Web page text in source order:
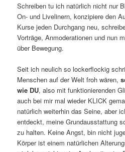
Schreiben tu ich natürlich nicht nur
On- und Livelinern, konzipiere den
Kurse jeden Durchgang neu,
Vorträge, Anmoderationen und nun
über Bewegung.
Seit ich neulich so lockerflockig
Menschen auf der Welt froh wären,
wie DU, also mit funktionierenden
auch bei mir mal wieder KLICK
natürlich weiterhin das Seine, aber
entdeckt, meine Grundausstattung
zu halten. Keine Angst, bin nicht
Körper ist einem natürlichen